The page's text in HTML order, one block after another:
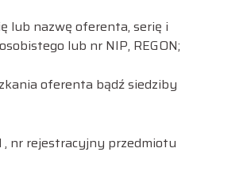
lub nazwę oferenta, serię i
lub nr NIP, REGON;
oferenta bądź siedziby
, nr rejestracyjny przedmiotu